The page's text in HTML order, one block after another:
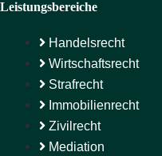
Leistungsbereiche
Handelsrecht
Wirtschaftsrecht
Strafrecht
Immobilienrecht
Zivilrecht
Mediation